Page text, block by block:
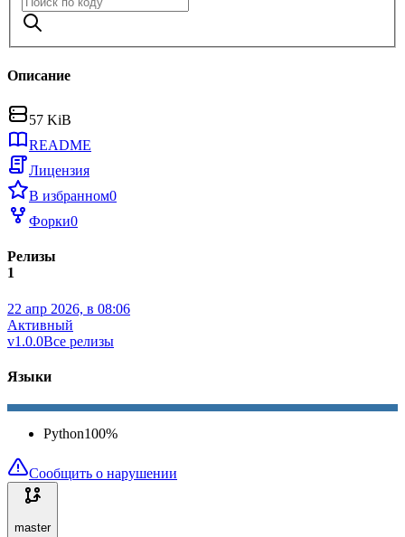
Описание
57 KiB
README
Лицензия
В избранном0
Форки0
Релизы
1
22 апр 2026, в 08:06
Активный
v1.0.0Все релизы
Языки
Python100%
Сообщить о нарушении
master